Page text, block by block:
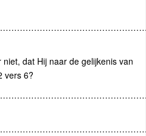
dat Hij naar de gelijkenis van
vers 6?